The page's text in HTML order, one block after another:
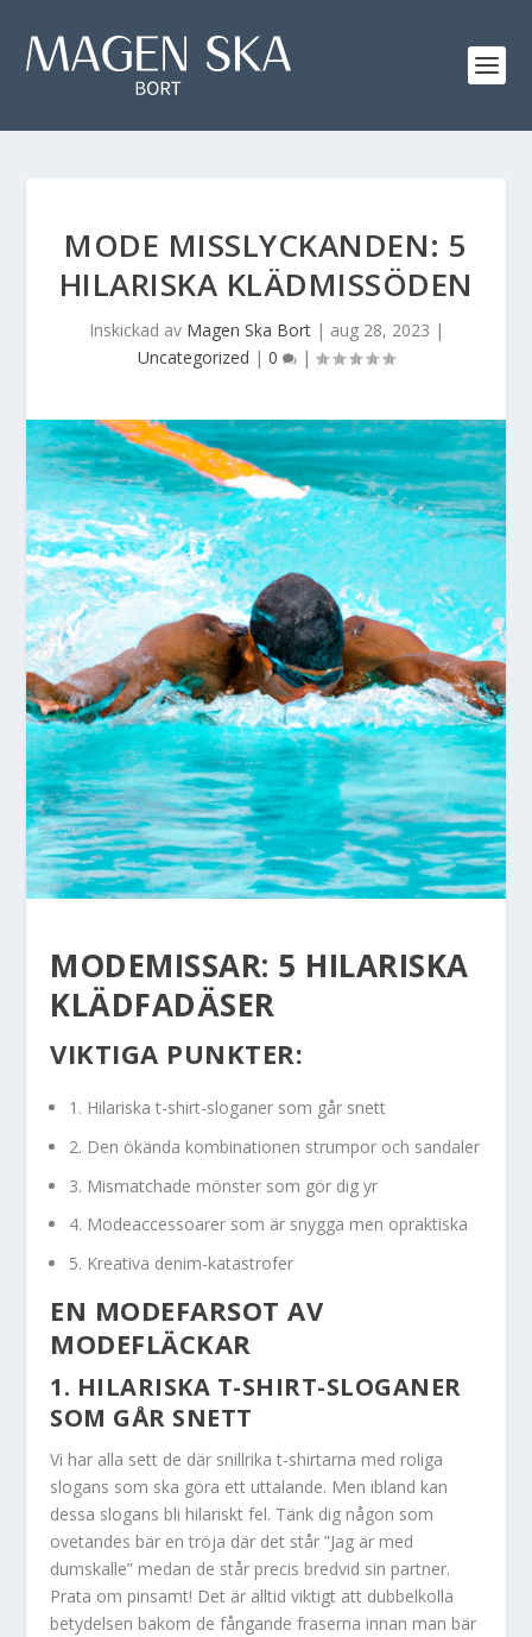
MODE MISSLYCKANDEN: 5
HILARISKA KLÄDMISSÖDEN
Inskickad av Magen Ska Bort| aug 28, 2023 |
Uncategorized | 0 |
MODEMISSAR: 5 HILARISKA
KLÄDFADÄSER
VIKTIGA PUNKTER:
1. Hilariska t-shirt-sloganer som går snett
2. Den ökända kombinationen strumpor och sandaler
3. Mismatchade mönster som gör dig yr
4. Modeaccessoarer som är snygga men opraktiska
5. Kreativa denim-katastrofer
EN MODEFARSOT AV
MODEFLÄCKAR
1. HILARISKA T-SHIRT-SLOGANER
SOM GÅR SNETT
Vi har alla sett de där snillrika t-shirtarna med roliga
slogans som ska göra ett uttalande. Men ibland kan
dessa slogans bli hilariskt fel. Tänk dig någon som
ovetandes bär en tröja där det står ”Jag är med
dumskalle” medan de står precis bredvid sin partner.
Prata om pinsamt! Det är alltid viktigt att dubbelkolla
betydelsen bakom de fångande fraserna innan man bär